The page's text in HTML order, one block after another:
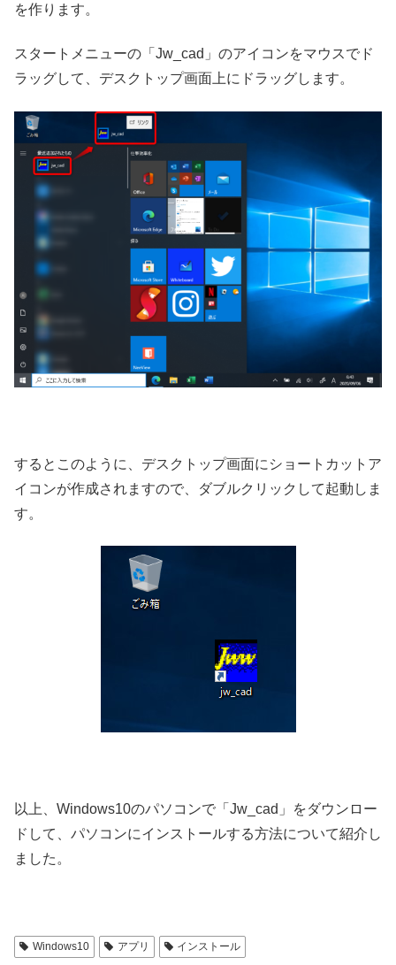
を作ります。
スタートメニューの「Jw_cad」のアイコンをマウスでド
ラッグして、デスクトップ画面上にドラッグします。
するとこのように、デスクトップ画面にショートカットア
イコンが作成されますので、ダブルクリックして起動しま
す。
以上、Windows10のパソコンで「Jw_cad」をダウンロー
ドして、パソコンにインストールする方法について紹介し
ました。
Windows10 アプリ インストール